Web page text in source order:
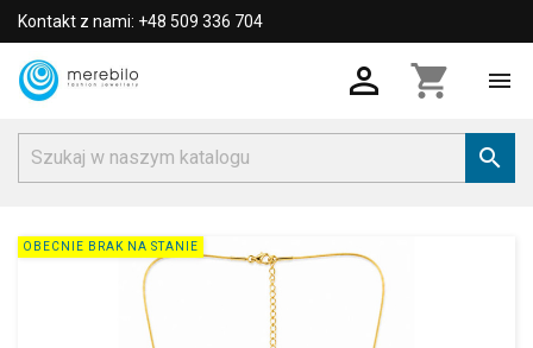
Kontakt z nami: +48 509 336 704
 shopping_cart 

OBECNIE BRAK NA STANIE